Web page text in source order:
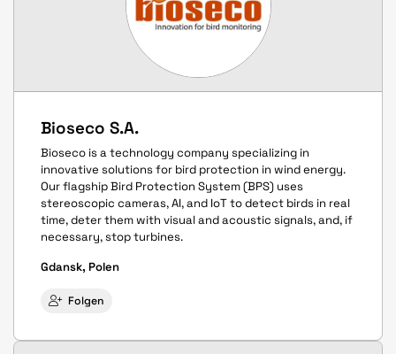
Bioseco S.A.
Bioseco is a technology company specializing in
innovative solutions for bird protection in wind energy.
Our flagship Bird Protection System (BPS) uses
stereoscopic cameras, AI, and IoT to detect birds in real
time, deter them with visual and acoustic signals, and, if
necessary, stop turbines.
Gdansk, Polen
Folgen